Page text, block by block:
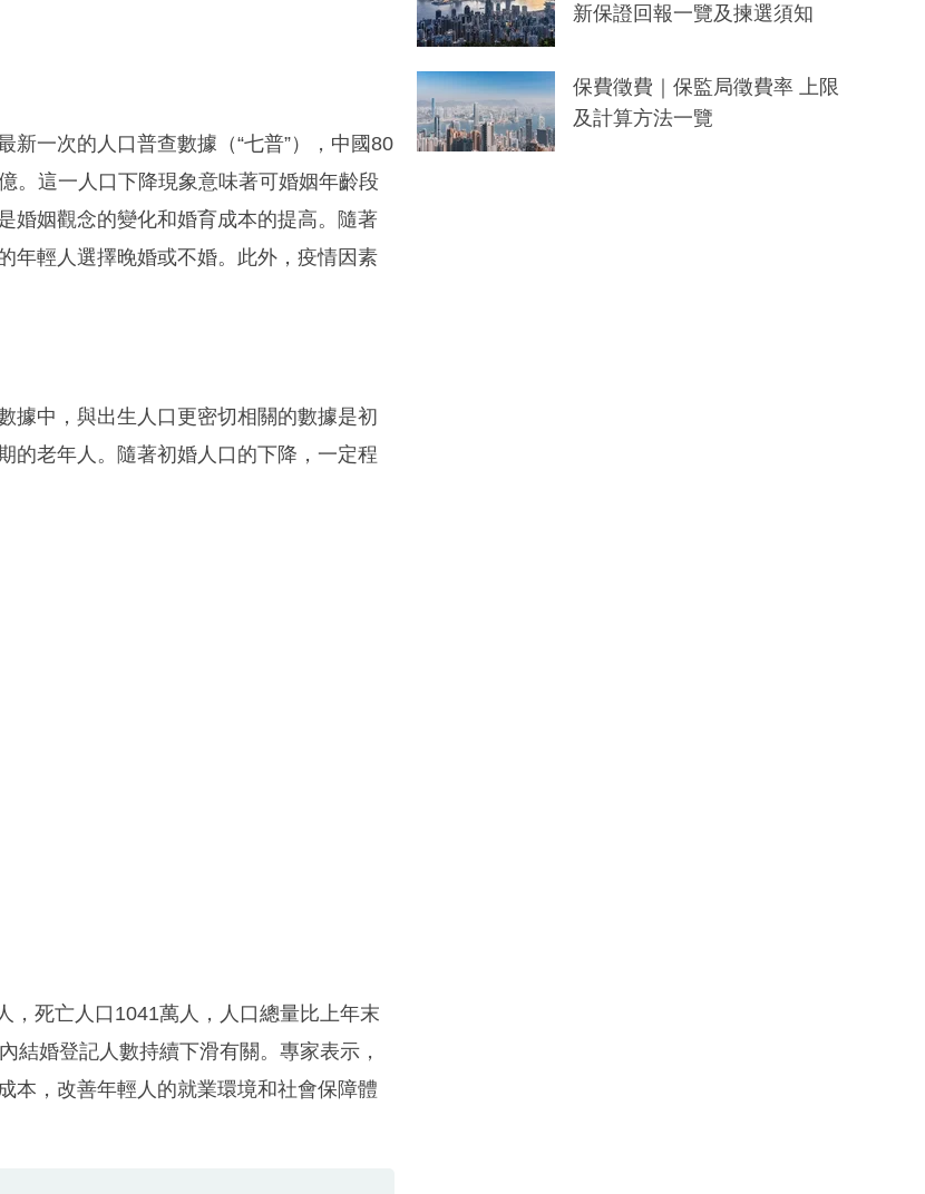
一次的人口普查數據（“七普”），中國80
。這一人口下降現象意味著可婚姻年齡段
婚姻觀念的變化和婚育成本的提高。隨著
年輕人選擇晚婚或不婚。此外，疫情因素
據中，與出生人口更密切相關的數據是初
的老年人。隨著初婚人口的下降，一定程
，死亡人口1041萬人，人口總量比上年末
結婚登記人數持續下滑有關。專家表示，
本，改善年輕人的就業環境和社會保障體
新保證回報一覽及揀選須知
保費徵費｜保監局徵費率 上限
及計算方法一覽